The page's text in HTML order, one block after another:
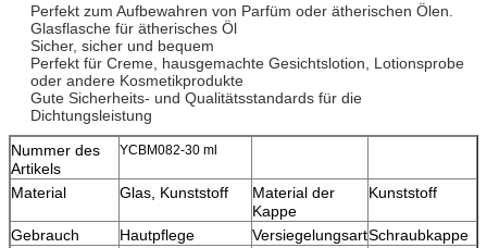
Perfekt zum Aufbewahren von Parfüm oder ätherischen Ölen.
Glasflasche für ätherisches Öl
Sicher, sicher und bequem
Perfekt für Creme, hausgemachte Gesichtslotion, Lotionsprobe
oder andere Kosmetikprodukte
Gute Sicherheits- und Qualitätsstandards für die
Dichtungsleistung
Nummer des
Artikels
YCBM082-30 ml
Material Glas, Kunststoff
Material der
Kappe
Kunststoff
Gebrauch Hautpflege VersiegelungsartSchraubkappe